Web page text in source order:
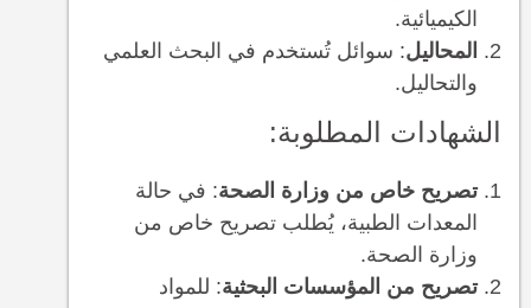
الكيميائية.
المحاليل: سوائل تُستخدم في البحث العلمي
والتحاليل.
الشهادات المطلوبة:
تصريح خاص من وزارة الصحة: في حالة
المعدات الطبية، يُطلب تصريح خاص من
وزارة الصحة.
تصريح من المؤسسات البحثية: للمواد